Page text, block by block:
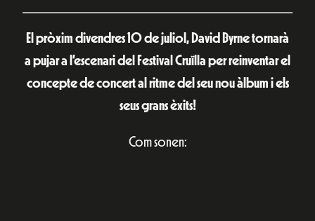
El pròxim divendres 10 de juliol, David Byrne tornarà
a pujar a l’escenari del Festival Cruïlla per reinventar el
concepte de concert al ritme del seu nou àlbum i els
seus grans èxits!
Com sonen: